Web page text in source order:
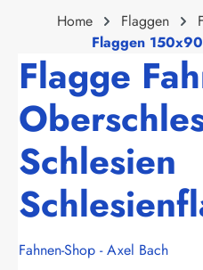
Home Flaggen
Flaggen
Flagge
Schlesien
Fahnen-Shop - Axel Bach